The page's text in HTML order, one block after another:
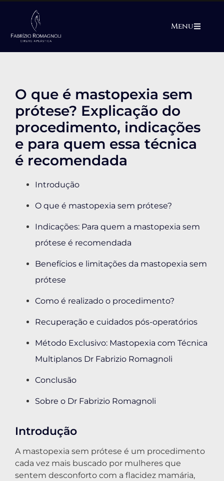
Menu
O que é mastopexia sem
prótese? Explicação do
procedimento, indicações
e para quem essa técnica
é recomendada
Introdução
O que é mastopexia sem prótese?
Indicações: Para quem a mastopexia sem
prótese é recomendada
Benefícios e limitações da mastopexia sem
prótese
Como é realizado o procedimento?
Recuperação e cuidados pós-operatórios
Método Exclusivo: Mastopexia com Técnica
Multiplanos Dr Fabrizio Romagnoli
Conclusão
Sobre o Dr Fabrizio Romagnoli
Introdução
A mastopexia sem prótese é um procedimento
cada vez mais buscado por mulheres que
sentem desconforto com a flacidez mamária,